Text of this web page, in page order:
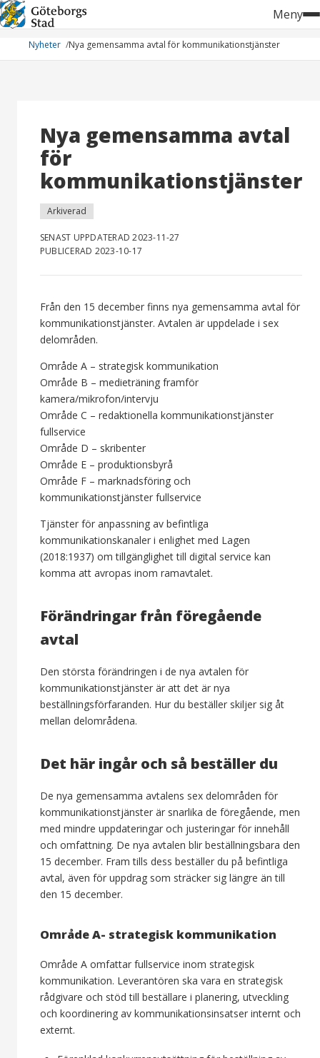
Hoppa
till
innehåll
Meny
Nyheter Nya gemensamma avtal för kommunikationstjänster
Nya gemensamma avtal
för
kommunikationstjänster
Arkiverad
SENAST UPPDATERAD 2023-11-27
PUBLICERAD 2023-10-17
Från den 15 december finns nya gemensamma avtal för
kommunikationstjänster. Avtalen är uppdelade i sex
delområden.
Område A – strategisk kommunikation
Område B – medieträning framför
kamera/mikrofon/intervju
Område C – redaktionella kommunikationstjänster
fullservice
Område D – skribenter
Område E – produktionsbyrå
Område F – marknadsföring och
kommunikationstjänster fullservice
Tjänster för anpassning av befintliga
kommunikationskanaler i enlighet med Lagen
(2018:1937) om tillgänglighet till digital service kan
komma att avropas inom ramavtalet.
Förändringar från föregående
avtal
Den största förändringen i de nya avtalen för
kommunikationstjänster är att det är nya
beställningsförfaranden. Hur du beställer skiljer sig åt
mellan delområdena.
Det här ingår och så beställer du
De nya gemensamma avtalens sex delområden för
kommunikationstjänster är snarlika de föregående, men
med mindre uppdateringar och justeringar för innehåll
och omfattning. De nya avtalen blir beställningsbara den
15 december. Fram tills dess beställer du på befintliga
avtal, även för uppdrag som sträcker sig längre än till
den 15 december.
Område A- strategisk kommunikation
Område A omfattar fullservice inom strategisk
kommunikation. Leverantören ska vara en strategisk
rådgivare och stöd till beställare i planering, utveckling
och koordinering av kommunikationsinsatser internt och
externt.